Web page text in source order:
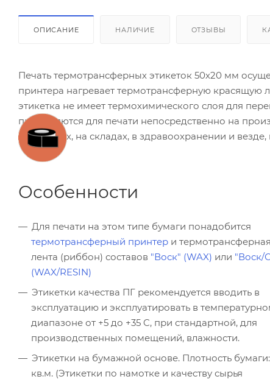
ОПИСАНИЕ НАЛИЧИЕ ОТЗЫВЫ
Печать термотрансферных этикеток 50х20 мм
принтера нагревает термотрансферную красящую
этикетка не имеет термохимического слоя для
применяются для печати непосредственно на
компаниях, на складах, в здравоохранении и везде,
Особенности
Для печати на этом типе бумаги понадобится
термотрансферный принтер и термотрансферная
лента (риббон) составов "Воск" (WAX) или "Воск/
(WAX/RESIN)
Этикетки качества ПГ рекомендуется вводить в
эксплуатацию и эксплуатировать в
диапазоне от +5 до +35 C, при стандартной, для
производственных помещений, влажности.
Этикетки на бумажной основе. Плотность бумаги:
кв.м. (Этикетки по намотке и качеству сырья